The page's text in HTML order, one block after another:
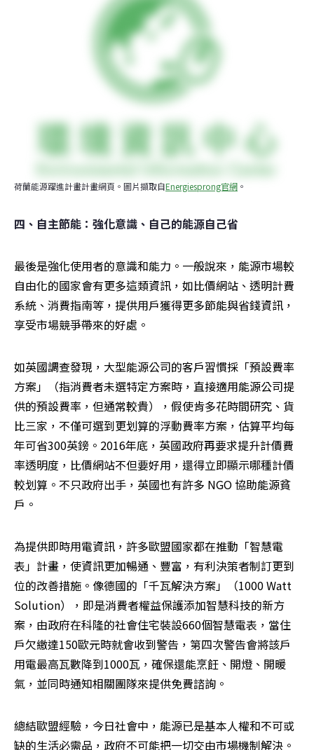
荷蘭能源躍進計畫計畫網頁。圖片擷取自Energiesprong官網 。
四、自主節能：強化意識、自己的能源自己省
最後是強化使用者的意識和能力。一般說來，能源市場較
自由化的國家會有更多這類資訊，如比價網站、透明計費
系統、消費指南等，提供用戶獲得更多節能與省錢資訊，
享受市場競爭帶來的好處。
如英國調查發現，大型能源公司的客戶習慣採「預設費率
方案」（指消費者未選特定方案時，直接適用能源公司提
供的預設費率，但通常較貴），假使肯多花時間研究、貨
比三家，不僅可選到更划算的浮動費率方案，估算平均每
年可省300英鎊。2016年底，英國政府再要求提升計價費
率透明度，比價網站不但要好用，還得立即顯示哪種計價
較划算。不只政府出手，英國也有許多 NGO 協助能源貧
戶。
為提供即時用電資訊，許多歐盟國家都在推動「智慧電
表」計畫，使資訊更加暢通、豐富，有利決策者制訂更到
位的改善措施。像德國的「千瓦解決方案」（1000 Watt
Solution），即是消費者權益保護添加智慧科技的新方
案，由政府在科隆的社會住宅裝設660個智慧電表，當住
戶欠繳達150歐元時就會收到警告，第四次警告會將該戶
用電最高瓦數降到1000瓦，確保還能烹飪、開燈、開暖
氣，並同時通知相關團隊來提供免費諮詢。
總結歐盟經驗，今日社會中，能源已是基本人權和不可或
缺的生活必需品，政府不可能把一切交由市場機制解決。